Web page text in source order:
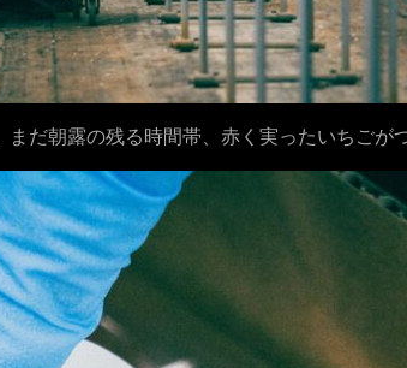
だ朝露の残る時間帯、赤く実ったいちごが